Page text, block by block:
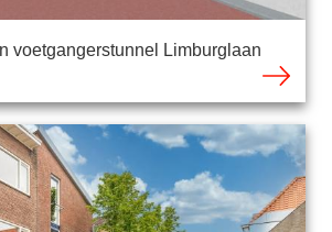
voetgangerstunnel Limburglaan